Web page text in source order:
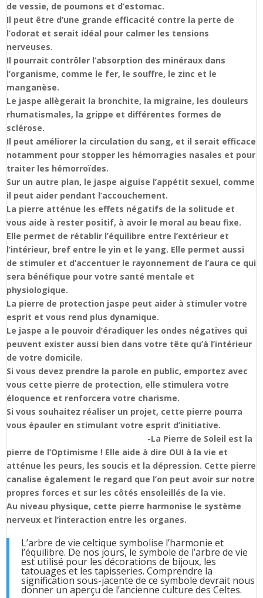
de vessie, de poumons et d’estomac.
Il peut être d’une grande efficacité contre la perte de
l’odorat et serait idéal pour calmer les tensions
nerveuses.
Il pourrait contrôler l’absorption des minéraux dans
l’organisme, comme le fer, le souffre, le zinc et le
manganèse.
Le jaspe allègerait la bronchite, la migraine, les douleurs
rhumatismales, la grippe et différentes formes de
sclérose.
Il peut améliorer la circulation du sang, et il serait efficace
notamment pour stopper les hémorragies nasales et pour
traiter les hémorroïdes.
Sur un autre plan, le jaspe aiguise l’appétit sexuel, comme
il peut aider pendant l’accouchement.
La pierre atténue les effets négatifs de la solitude et
vous aide à rester positif, à avoir le moral au beau fixe.
Elle permet de rétablir l’équilibre entre l’extérieur et
l’intérieur, bref entre le yin et le yang. Elle permet aussi
de stimuler et d’accentuer le rayonnement de l’aura ce qui
sera bénéfique pour votre santé mentale et
physiologique.
La pierre de protection jaspe peut aider à stimuler votre
esprit et vous rend plus dynamique.
Le jaspe a le pouvoir d’éradiquer les ondes négatives qui
peuvent exister aussi bien dans votre tête qu’à l’intérieur
de votre domicile.
Si vous devez prendre la parole en public, emportez avec
vous cette pierre de protection, elle stimulera votre
éloquence et renforcera votre charisme.
Si vous souhaitez réaliser un projet, cette pierre pourra
vous épauler en stimulant votre esprit d’initiative.
-La Pierre de Soleil est la
pierre de l’Optimisme ! Elle aide à dire OUI à la vie et
atténue les peurs, les soucis et la dépression. Cette pierre
canalise également le regard que l’on peut avoir sur notre
propres forces et sur les côtés ensoleillés de la vie.
Au niveau physique, cette pierre harmonise le système
nerveux et l’interaction entre les organes.
L’arbre de vie celtique symbolise l’harmonie et
l’équilibre. De nos jours, le symbole de l’arbre de vie
est utilisé pour les décorations de bijoux, les
tatouages et les tapisseries. Comprendre la
signification sous-jacente de ce symbole devrait nous
donner un aperçu de l’ancienne culture des Celtes.